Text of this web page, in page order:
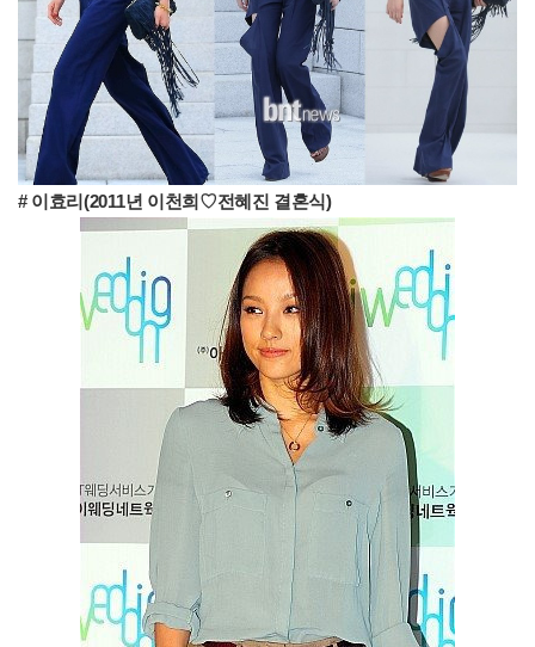
# 이효리(2011년 이천희♡전혜진 결혼식)